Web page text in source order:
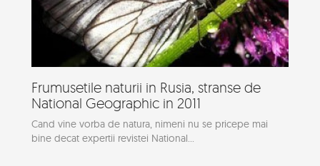
Frumusetile naturii in Rusia, stranse de
National Geographic in 2011
Cand vine vorba de natura, nimeni nu se pricepe mai
bine decat expertii revistei National...